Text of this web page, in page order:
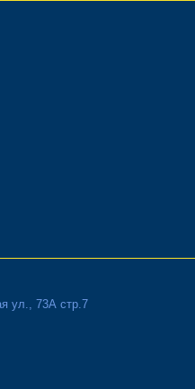
ул., 73А стр.7